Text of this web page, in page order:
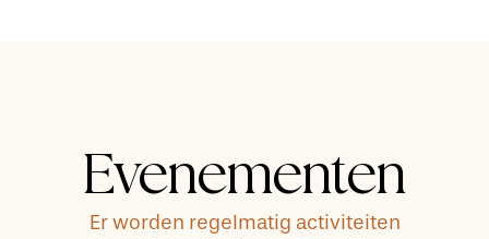
Evenementen
Er worden regelmatig activiteiten